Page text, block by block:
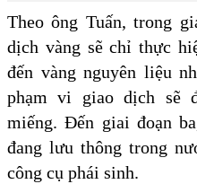
Theo ông Tuấn, trong
dịch vàng sẽ chỉ thực
đến vàng nguyên liệu
phạm vi giao dịch sẽ
miếng. Đến giai đoạn
đang lưu thông trong
công cụ phái sinh.